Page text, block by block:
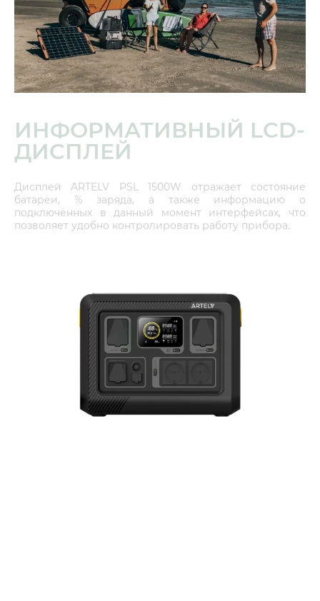
ИНФОРМАТИВНЫЙ LCD-
ДИСПЛЕЙ
Дисплей ARTELV PSL 1500W отражает состояние
батареи, % заряда, а также информацию о
подключённых в данный момент интерфейсах, что
позволяет удобно контролировать работу прибора.